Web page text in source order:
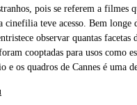
pois se referem a filmes
cinefilia teve acesso. Bem longe
observar quantas facetas
cooptadas para usos como
e os quadros de Cannes é uma